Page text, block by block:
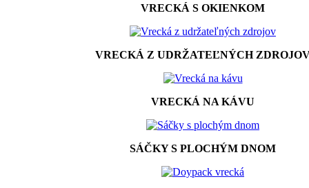
VRECKÁ S OKIENKOM
VRECKÁ Z UDRŽATEĽNÝCH
VRECKÁ NA KÁVU
SÁČKY S PLOCHÝM DNOM